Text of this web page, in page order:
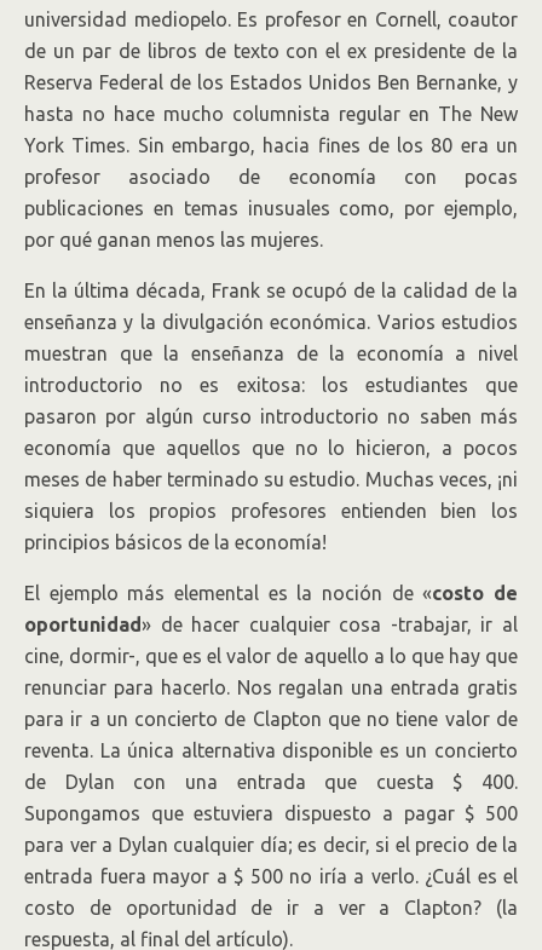
universidad mediopelo. Es profesor en Cornell, coautor
de un par de libros de texto con el ex presidente de la
Reserva Federal de los Estados Unidos Ben Bernanke, y
hasta no hace mucho columnista regular en The New
York Times. Sin embargo, hacia fines de los 80 era un
profesor asociado de economía con pocas
publicaciones en temas inusuales como, por ejemplo,
por qué ganan menos las mujeres.
En la última década, Frank se ocupó de la calidad de la
enseñanza y la divulgación económica. Varios estudios
muestran que la enseñanza de la economía a nivel
introductorio no es exitosa: los estudiantes que
pasaron por algún curso introductorio no saben más
economía que aquellos que no lo hicieron, a pocos
meses de haber terminado su estudio. Muchas veces, ¡ni
siquiera los propios profesores entienden bien los
principios básicos de la economía!
El ejemplo más elemental es la noción de «costo de
oportunidad» de hacer cualquier cosa -trabajar, ir al
cine, dormir-, que es el valor de aquello a lo que hay que
renunciar para hacerlo. Nos regalan una entrada gratis
para ir a un concierto de Clapton que no tiene valor de
reventa. La única alternativa disponible es un concierto
de Dylan con una entrada que cuesta $ 400.
Supongamos que estuviera dispuesto a pagar $ 500
para ver a Dylan cualquier día; es decir, si el precio de la
entrada fuera mayor a $ 500 no iría a verlo. ¿Cuál es el
costo de oportunidad de ir a ver a Clapton? (la
respuesta, al final del artículo).